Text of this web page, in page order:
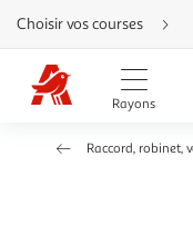
Aller
directement
au
contenu
Aller
directement
Aller
Choisir vos courses
Rayons
Raccord, robinet,